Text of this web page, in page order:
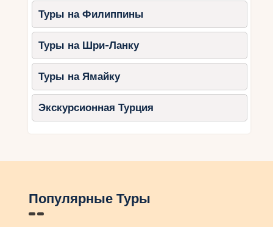
Туры на Филиппины
Туры на Шри-Ланку
Туры на Ямайку
Экскурсионная Турция
Популярные Туры